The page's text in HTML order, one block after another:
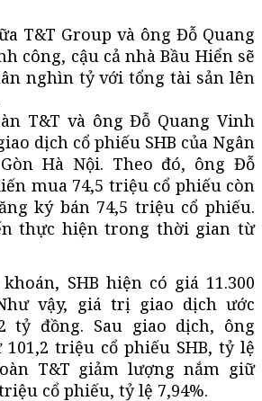
T&T Group và ông Đỗ Quang
công, cậu cả nhà Bầu Hiển sẽ
nghìn tỷ với tổng tài sản lên
T&T và ông Đỗ Quang Vinh
dịch cổ phiếu SHB của Ngân
Hà Nội. Theo đó, ông Đỗ
mua 74,5 triệu cổ phiếu còn
ký bán 74,5 triệu cổ phiếu.
thực hiện trong thời gian từ
SHB hiện có giá 11.300
vậy, giá trị giao dịch ước
tỷ đồng. Sau giao dịch, ông
triệu cổ phiếu SHB, tỷ lệ
T&T giảm lượng nắm giữ
cổ phiếu, tỷ lệ 7,94%.